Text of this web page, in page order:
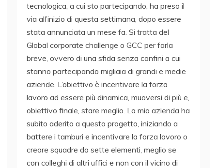
tecnologica, a cui sto partecipando, ha preso il
via all’inizio di questa settimana, dopo essere
stata annunciata un mese fa. Si tratta del
Global corporate challenge o GCC per farla
breve, ovvero di una sfida senza confini a cui
stanno partecipando migliaia di grandi e medie
aziende. L’obiettivo è incentivare la forza
lavoro ad essere più dinamica, muoversi di più e,
obiettivo finale, stare meglio. La mia azienda ha
subito aderito a questo progetto, iniziando a
battere i tamburi e incentivare la forza lavoro o
creare squadre da sette elementi, meglio se
con colleghi di altri uffici e non con il vicino di